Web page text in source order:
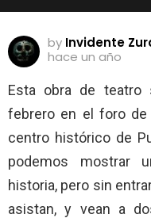
by Invidente
hace un año
Esta obra de
febrero en el foro de
centro histórico de
podemos mostrar
historia, pero sin
asistan, y vean a